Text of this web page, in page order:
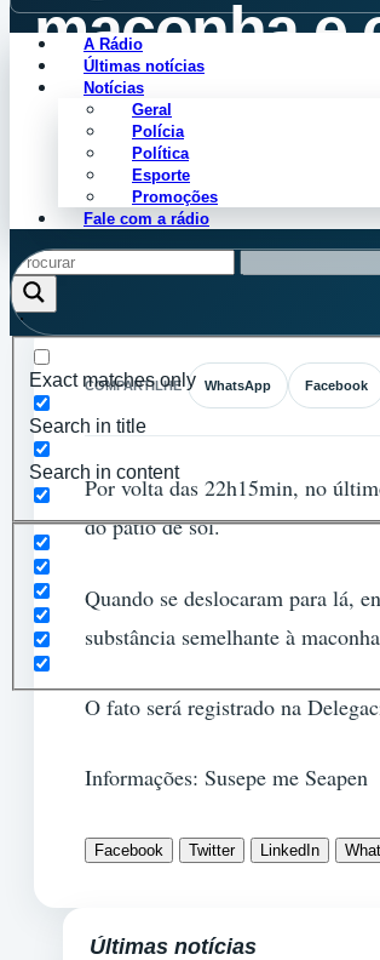
A Rádio
Últimas notícias
Notícias
Geral
Polícia
Política
Esporte
Promoções
Fale com a rádio
Exact matches only
Search in title
Search in content
maconha e
Presídio de
Cleiton Perdiz
Julho 7, 2020
COMPARTILHE WhatsApp Facebook
Por volta das 22h15min, no
do pátio de sol.
Quando se deslocaram para lá,
substância semelhante à
O fato será registrado na
Informações: Susepe me Seapen
Facebook Twitter LinkedIn
Últimas notícias